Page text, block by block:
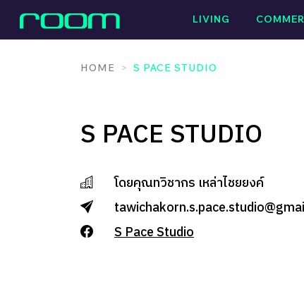
content
LIVING
HOME S PACE STUDIO
S PACE STUDIO
โดยคุณทวิชากร เหล่าไชยยงค์
S Pace Studio